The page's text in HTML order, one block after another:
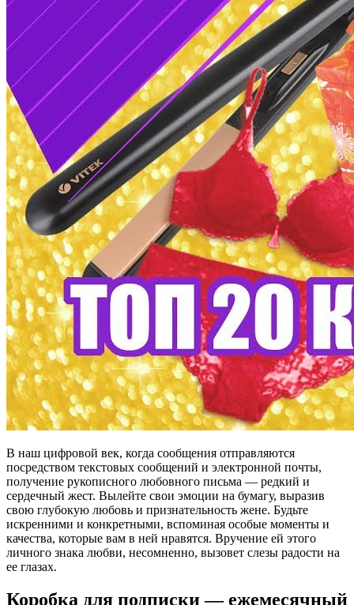
В наш цифровой век, когда сообщения отправляются
посредством текстовых сообщений и электронной почты,
получение рукописного любовного письма — редкий и
сердечный жест. Вылейте свои эмоции на бумагу, выразив
свою глубокую любовь и признательность жене. Будьте
искренними и конкретными, вспоминая особые моменты и
качества, которые вам в ней нравятся. Вручение ей этого
личного знака любви, несомненно, вызовет слезы радости на
ее глазах.
Коробка для подписки — ежемесячный